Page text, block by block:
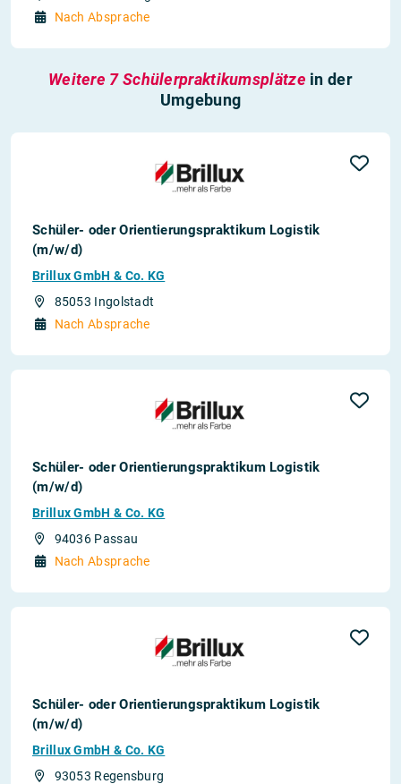
Nach Absprache
Weitere 7 Schülerpraktikumsplätze in der
Umgebung
Schüler- oder Orientierungspraktikum Logistik
(m/w/d)
Brillux GmbH & Co. KG
85053 Ingolstadt
Nach Absprache
Schüler- oder Orientierungspraktikum Logistik
(m/w/d)
Brillux GmbH & Co. KG
94036 Passau
Nach Absprache
Schüler- oder Orientierungspraktikum Logistik
(m/w/d)
Brillux GmbH & Co. KG
93053 Regensburg